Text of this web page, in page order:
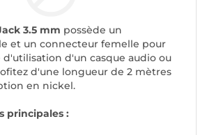
3.5 mm possède un
et un connecteur femelle pour
d'un casque audio ou
d'une longueur de 2 mètres
en nickel.
principales :